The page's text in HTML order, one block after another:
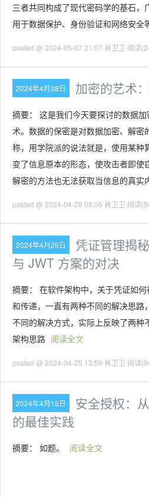
三者共同构成了现代密码学的基石，
用于数据保护、身份验证和网络安全
posted @ 2024-05-07 21:07 肖卫卫 阅读
2024年4月28日 加密的艺术
摘要： 这是我们今天要探讨的数据加
术。数据的保密是对数据加密、解密
称，用学院派的说法就是，使用某种
变了信息原本的形态，使攻击者即使
解密的方法也无法获取当信息的真实
posted @ 2024-04-28 08:06 肖卫卫 阅读
2024年4月25日
凭证管理揭
与 JWT 方案的对决
摘要： 在软件架构中，关于凭证如何
和传递，一直有两种不同的解决思路
不同的解决方式，实际上反映了两种
架构思路 阅读全文
posted @ 2024-04-25 13:59 肖卫卫 阅读
2024年4月15日
安全授权：
的最佳实践
摘要： 如题。 阅读全文